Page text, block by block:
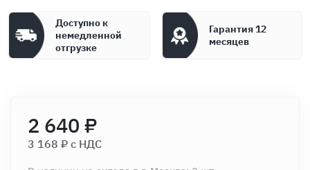
Доступно к
немедленной
отгрузке
Гарантия 12
месяцев
2 640 ₽
3 168 ₽ c НДС